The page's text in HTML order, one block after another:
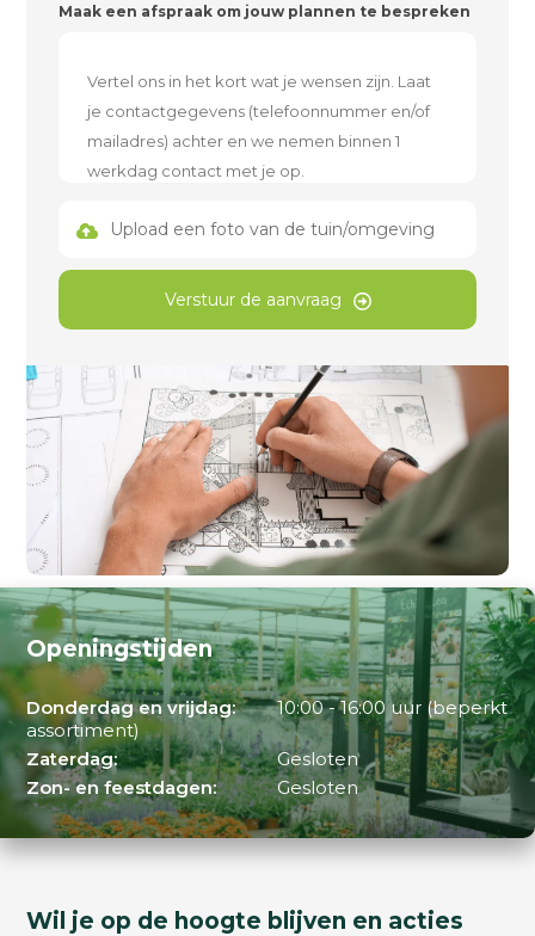
Maak een afspraak om jouw plannen te bespreken
Upload een foto van de tuin/omgeving
Verstuur de aanvraag
Openingstijden
Donderdag en vrijdag:
10:00 - 16:00 uur (beperkt
assortiment)
Zaterdag:
Gesloten
Zon- en feestdagen:
Gesloten
Wil je op de hoogte blijven en acties